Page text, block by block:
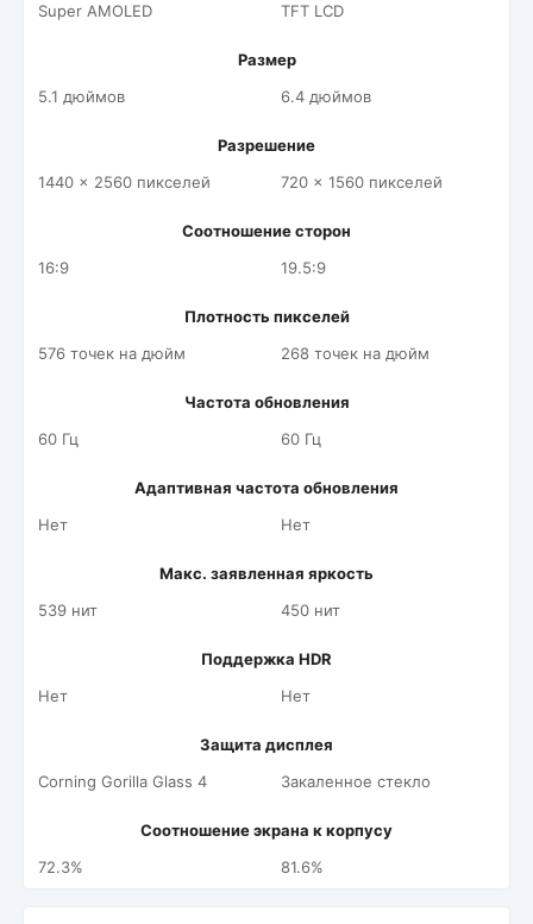
Super AMOLED
TFT LCD
Размер
5.1 дюймов
6.4 дюймов
Разрешение
1440 x 2560 пикселей
720 x 1560 пикселей
Соотношение сторон
16:9
19.5:9
Плотность пикселей
576 точек на дюйм
268 точек на дюйм
Частота обновления
60 Гц
60 Гц
Адаптивная частота обновления
Нет
Нет
Макс. заявленная яркость
539 нит
450 нит
Поддержка HDR
Нет
Нет
Защита дисплея
Corning Gorilla Glass 4
Закаленное стекло
Соотношение экрана к корпусу
72.3%
81.6%